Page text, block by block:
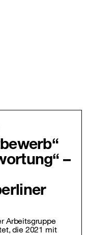
–
Arbeitsgruppe
die 2021 mit